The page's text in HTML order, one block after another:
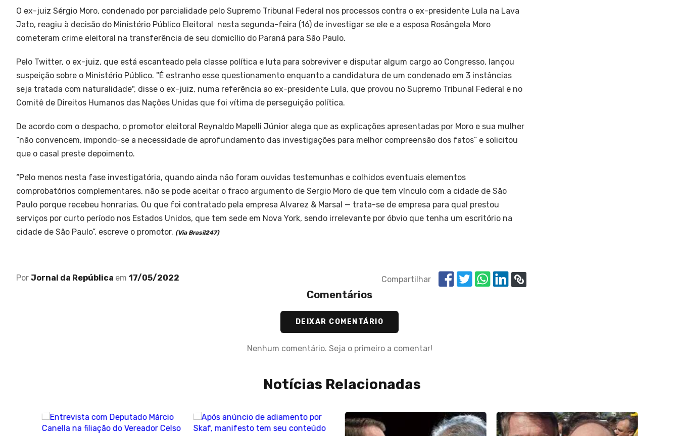
O ex-juiz Sérgio Moro, condenado por parcialidade pelo Supremo Tribunal Federal nos processos contra o ex-presidente Lula na Lava
Jato, reagiu à decisão do Ministério Público Eleitoral nesta segunda-feira (16) de investigar se ele e a esposa Rosângela Moro
cometeram crime eleitoral na transferência de seu domicílio do Paraná para São Paulo.
Pelo Twitter, o ex-juiz, que está escanteado pela classe política e luta para sobreviver e disputar algum cargo ao Congresso, lançou
suspeição sobre o Ministério Público. "É estranho esse questionamento enquanto a candidatura de um condenado em 3 instâncias
seja tratada com naturalidade", disse o ex-juiz, numa referência ao ex-presidente Lula, que provou no Supremo Tribunal Federal e no
Comitê de Direitos Humanos das Nações Unidas que foi vítima de perseguição política.
De acordo com o despacho, o promotor eleitoral Reynaldo Mapelli Júnior alega que as explicações apresentadas por Moro e sua mulher
“não convencem, impondo-se a necessidade de aprofundamento das investigações para melhor compreensão dos fatos” e solicitou
que o casal preste depoimento.
“Pelo menos nesta fase investigatória, quando ainda não foram ouvidas testemunhas e colhidos eventuais elementos
comprobatórios complementares, não se pode aceitar o fraco argumento de Sergio Moro de que tem vínculo com a cidade de São
Paulo porque recebeu honrarias. Ou que foi contratado pela empresa Alvarez & Marsal — trata-se de empresa para qual prestou
serviços por curto período nos Estados Unidos, que tem sede em Nova York, sendo irrelevante por óbvio que tenha um escritório na
cidade de São Paulo”, escreve o promotor. (Via Brasil247)
Por Jornal da República em 17/05/2022 Compartilhar
Comentários
DEIXAR COMENTÁRIO
Nenhum comentário. Seja o primeiro a comentar!
Notícias Relacionadas